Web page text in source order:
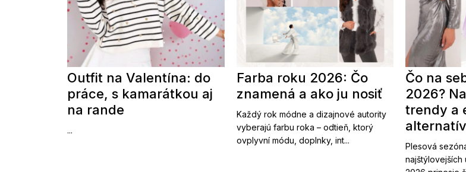
Outfit na Valentína: do
práce, s kamarátkou aj
na rande
...
Farba roku 2026: Čo
znamená a ako ju nosiť
Každý rok módne a dizajnové autority
vyberajú farbu roka – odtieň, ktorý
ovplyvní módu, doplnky, int...
Čo na
2026?
trendy a
Plesová
najštýlovejších